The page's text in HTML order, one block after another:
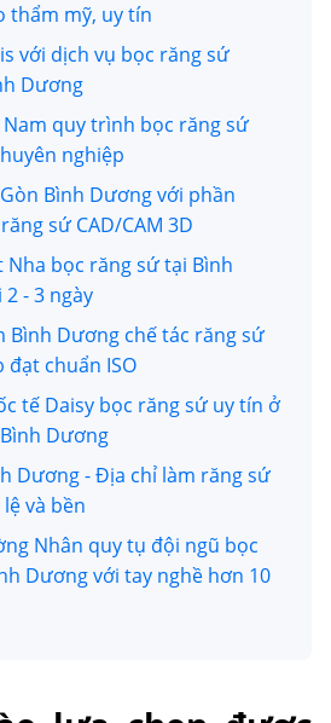
thẩm mỹ, uy tín
với dịch vụ bọc răng sứ
Dương
quy trình bọc răng sứ
nghiệp
Bình Dương với phần
sứ CAD/CAM 3D
Nha bọc răng sứ tại Bình
- 3 ngày
Bình Dương chế tác răng sứ
đạt chuẩn ISO
tế Daisy bọc răng sứ uy tín ở
Dương
Dương - Địa chỉ làm răng sứ
và bền
Nhân quy tụ đội ngũ bọc
Dương với tay nghề hơn 10